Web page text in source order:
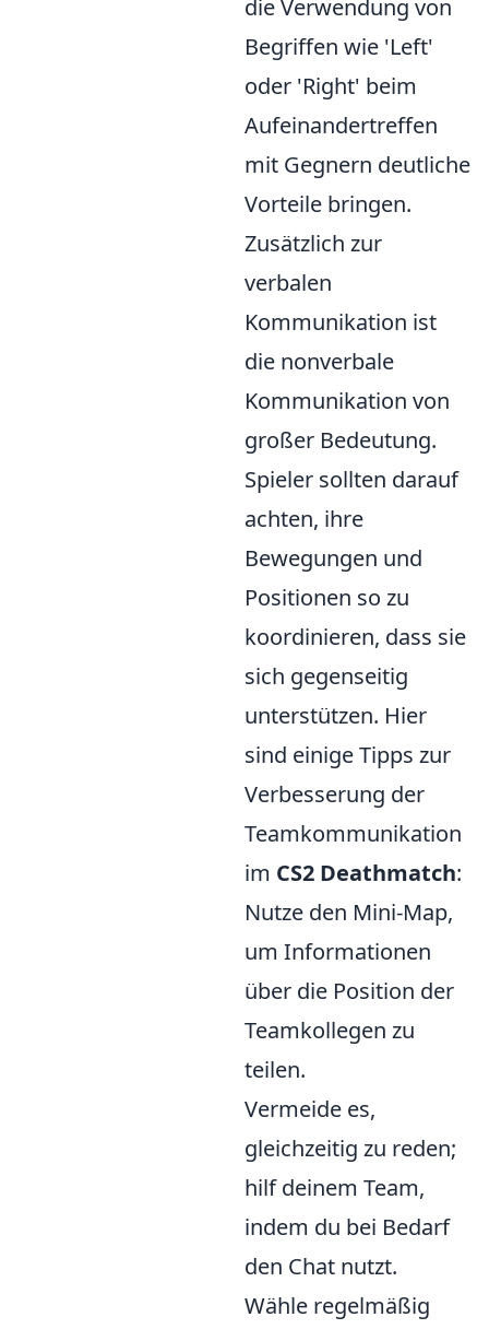
die Verwendung von
Begriffen wie 'Left'
oder 'Right' beim
Aufeinandertreffen
mit Gegnern deutliche
Vorteile bringen.
Zusätzlich zur
verbalen
Kommunikation ist
die nonverbale
Kommunikation von
großer Bedeutung.
Spieler sollten darauf
achten, ihre
Bewegungen und
Positionen so zu
koordinieren, dass sie
sich gegenseitig
unterstützen. Hier
sind einige Tipps zur
Verbesserung der
Teamkommunikation
im CS2 Deathmatch:
Nutze den Mini-Map,
um Informationen
über die Position der
Teamkollegen zu
teilen.
Vermeide es,
gleichzeitig zu reden;
hilf deinem Team,
indem du bei Bedarf
den Chat nutzt.
Wähle regelmäßig